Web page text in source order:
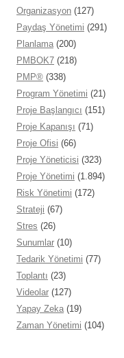
Organizasyon (127)
Paydaş Yönetimi (291)
Planlama (200)
PMBOK7 (218)
PMP® (338)
Program Yönetimi (21)
Proje Başlangıcı (151)
Proje Kapanışı (71)
Proje Ofisi (66)
Proje Yöneticisi (323)
Proje Yönetimi (1.894)
Risk Yönetimi (172)
Strateji (67)
Stres (26)
Sunumlar (10)
Tedarik Yönetimi (77)
Toplantı (23)
Videolar (127)
Yapay Zeka (19)
Zaman Yönetimi (104)